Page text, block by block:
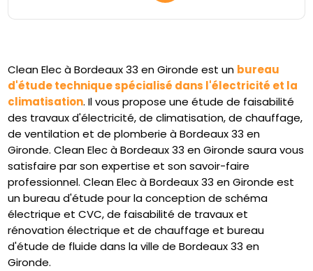
Clean Elec à Bordeaux 33 en Gironde est un bureau
d'étude technique spécialisé dans l'électricité et la
climatisation. Il vous propose une étude de faisabilité
des travaux d'électricité, de climatisation, de chauffage,
de ventilation et de plomberie à Bordeaux 33 en
Gironde. Clean Elec à Bordeaux 33 en Gironde saura vous
satisfaire par son expertise et son savoir-faire
professionnel. Clean Elec à Bordeaux 33 en Gironde est
un bureau d'étude pour la conception de schéma
électrique et CVC, de faisabilité de travaux et
rénovation électrique et de chauffage et bureau
d'étude de fluide dans la ville de Bordeaux 33 en
Gironde.